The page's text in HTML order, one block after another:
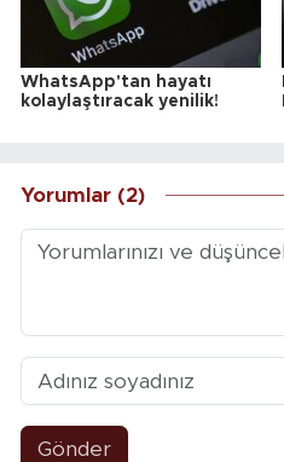
WhatsApp'tan hayatı
kolaylaştıracak yenilik!
Yorumlar (2)
Gönder